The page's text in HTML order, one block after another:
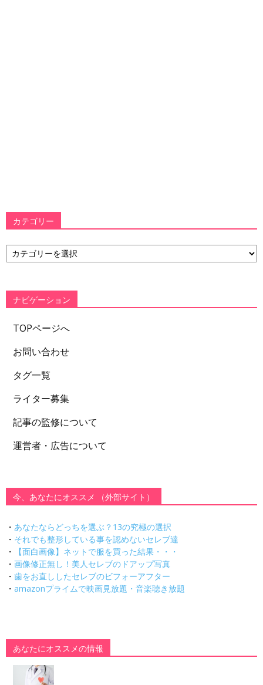
カテゴリー
カ
テ
ー
ナビゲーション
TOPページへ
お問い合わせ
タグ一覧
ライター募集
記事の監修について
運営者・広告について
今、あなたにオススメ （外部サイト）
・ あなたならどっちを選ぶ？13の究極の選択
・ それでも整形している事を認めないセレブ達
・
【面白画像】ネットで服を買った結果・・・
・ 画像修正無し！美人セレブのドアップ写真
・ 歯をお直ししたセレブのビフォーアフター
・ amazonプライムで映画見放題・音楽聴き放題
あなたにオススメの情報